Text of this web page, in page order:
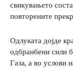
свикувањето
повторените
Одлуката дојде
одбранбени сили
Газа, а во услови